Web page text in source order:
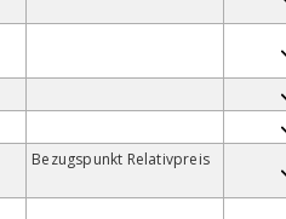
Bezugspunkt Relativpreis